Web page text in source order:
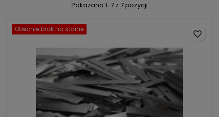
Pokazano 1-7 z 7 pozycji
Obecnie brak na stanie
favorite_border